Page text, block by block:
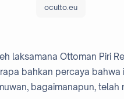
oculto.eu
laksamana Ottoman Piri
bahkan percaya
bagaimanapun,